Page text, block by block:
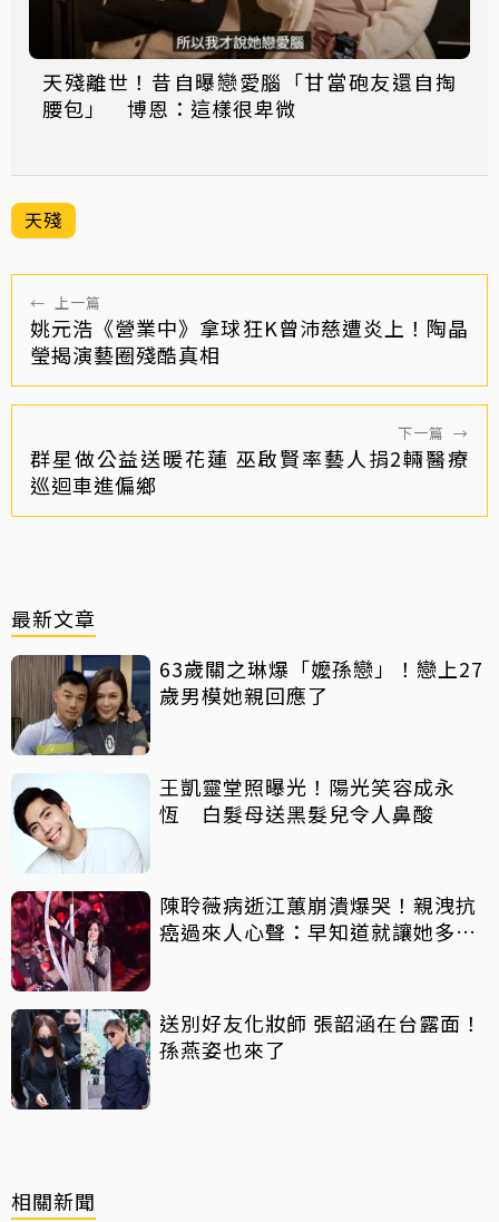
天殘離世！昔自曝戀愛腦「甘當砲友還自掏
腰包」 博恩：這樣很卑微
天殘
← 上一篇
姚元浩《營業中》拿球狂K曾沛慈遭炎上！陶晶
瑩揭演藝圈殘酷真相
下一篇 →
群星做公益送暖花蓮 巫啟賢率藝人捐2輛醫療
巡迴車進偏鄉
最新文章
63歲關之琳爆「嬤孫戀」！戀上27
歲男模她親回應了
王凱靈堂照曝光！陽光笑容成永
恆 白髮母送黑髮兒令人鼻酸
陳聆薇病逝江蕙崩潰爆哭！親洩抗
癌過來人心聲：早知道就讓她多化
送別好友化妝師 張韶涵在台露面！
孫燕姿也來了
相關新聞